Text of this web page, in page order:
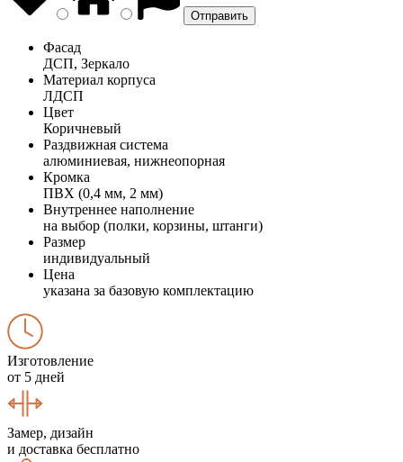
Фасад
ДСП, Зеркало
Материал корпуса
ЛДСП
Цвет
Коричневый
Раздвижная система
алюминиевая, нижнеопорная
Кромка
ПВХ (0,4 мм, 2 мм)
Внутреннее наполнение
на выбор (полки, корзины, штанги)
Размер
индивидуальный
Цена
указана за базовую комплектацию
Изготовление
от 5 дней
Замер, дизайн
и доставка бесплатно